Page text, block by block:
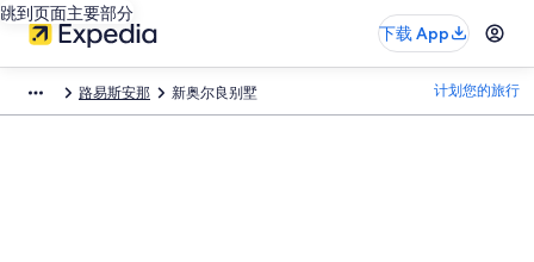
跳到页面主要部分
下载 App
路易斯安那 新奥尔良别墅 计划您的旅行